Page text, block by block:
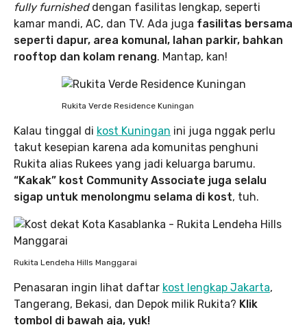
fully furnisheddengan fasilitas lengkap, seperti
kamar mandi, AC, dan TV. Ada juga fasilitas bersama
seperti dapur, area komunal, lahan parkir, bahkan
rooftop dan kolam renang. Mantap, kan!
Rukita Verde Residence Kuningan
Kalau tinggal di kost Kuningan ini juga nggak perlu
takut kesepian karena ada komunitas penghuni
Rukita alias Rukees yang jadi keluarga barumu.
“Kakak” kost Community Associate juga selalu
sigap untuk menolongmu selama di kost, tuh.
Rukita Lendeha Hills Manggarai
Penasaran ingin lihat daftar kost lengkap Jakarta,
Tangerang, Bekasi, dan Depok milik Rukita? Klik
tombol di bawah aja, yuk!